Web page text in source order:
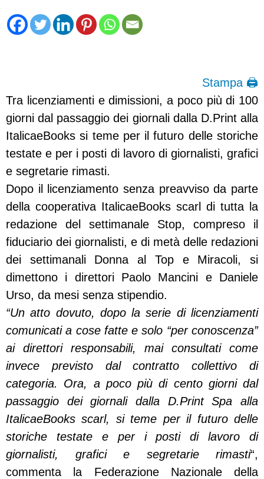
Stampa 🖨
Tra licenziamenti e dimissioni, a poco più di 100
giorni dal passaggio dei giornali dalla D.Print alla
ItalicaeBooks si teme per il futuro delle storiche
testate e per i posti di lavoro di giornalisti, grafici
e segretarie rimasti.
Dopo il licenziamento senza preavviso da parte
della cooperativa ItalicaeBooks scarl di tutta la
redazione del settimanale Stop, compreso il
fiduciario dei giornalisti, e di metà delle redazioni
dei settimanali Donna al Top e Miracoli, si
dimettono i direttori Paolo Mancini e Daniele
Urso, da mesi senza stipendio.
“Un atto dovuto, dopo la serie di licenziamenti
comunicati a cose fatte e solo “per conoscenza”
ai direttori responsabili, mai consultati come
invece previsto dal contratto collettivo di
categoria. Ora, a poco più di cento giorni dal
passaggio dei giornali dalla D.Print Spa alla
ItalicaeBooks scarl, si teme per il futuro delle
storiche testate e per i posti di lavoro di
giornalisti, grafici e segretarie rimasti“,
commenta la Federazione Nazionale della